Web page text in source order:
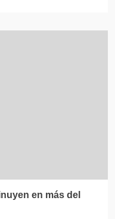
en más del